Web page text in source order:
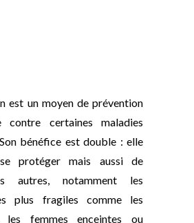
est un moyen de prévention
contre certaines maladies
bénéfice est double : elle
protéger mais aussi de
autres, notamment les
plus fragiles comme les
les femmes enceintes ou